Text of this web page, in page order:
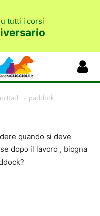
tutti i corsi
Badi paddock
quando si deve
dopo il lavoro , biogna